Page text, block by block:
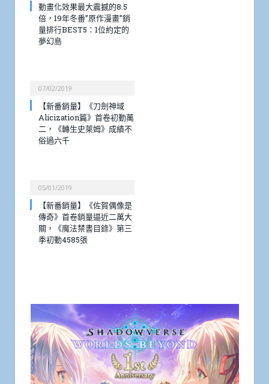
動畫化效果最大震撼的8.5
倍，19年冬番”原作漫畫”銷
量排行BEST5：1位約定的
夢幻島
07/02/2019
【新番銷量】《刀劍神域
Alicization篇》首卷初動萬
二，《轉生史萊姆》成績不
俗過六千
05/01/2019
【新番銷量】《佐賀偶像是
傳奇》首卷銷量逼近二萬大
關，《魔法禁書目錄》第三
季初動4585張